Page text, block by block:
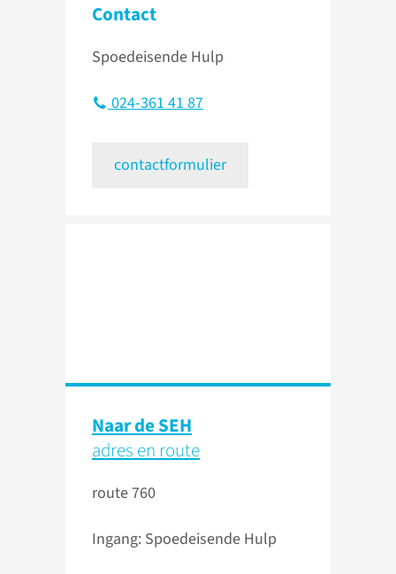
Contact
Spoedeisende Hulp
024-361 41 87
contactformulier
Naar de SEH
adres en route
route 760
Ingang: Spoedeisende Hulp